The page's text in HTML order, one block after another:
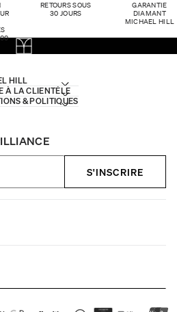
RETOURS SOUS
30 JOURS
GARANTIE
DIAMANT
MICHAEL HILL
HILL
À LA CLIENTÈLE
& POLITIQUES
S'INSCRIRE